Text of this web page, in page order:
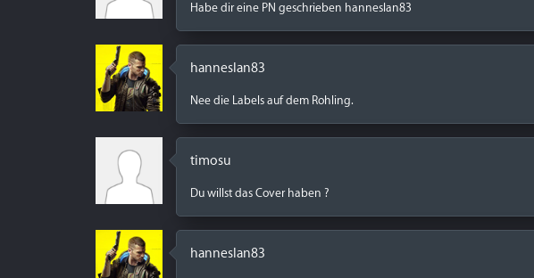
Habe dir eine PN geschrieben hanneslan83
hanneslan83
Nee die Labels auf dem Rohling.
timosu
Du willst das Cover haben ?
hanneslan83